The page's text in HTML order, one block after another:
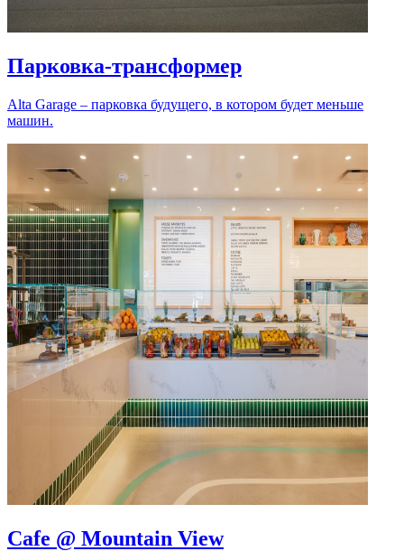
Парковка-трансформер
Alta Garage – парковка будущего, в котором будет меньше
машин.
Cafe @ Mountain View